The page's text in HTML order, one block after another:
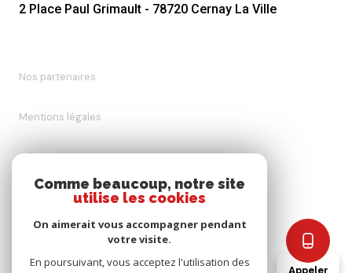
Appeler
2 Place Paul Grimault - 78720 Cernay La Ville
Nos partenaires
Mentions légales
Admin
Nos honoraires
Comme beaucoup, notre site
utilise les cookies
On aimerait vous accompagner pendant
votre visite.
En poursuivant, vous acceptez l'utilisation des